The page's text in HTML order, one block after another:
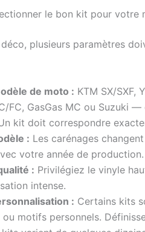
le bon kit pour votre
plusieurs paramètres
de moto : KTM SX/SXF,
FC, GasGas MC ou Suzuki
kit doit correspondre
: Les carénages
votre année de production.
: Privilégiez le vinyle
intense.
: Certains kits
motifs personnels.